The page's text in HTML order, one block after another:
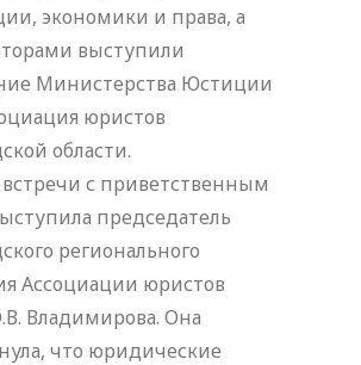
экономики и права, а
выступили
Министерства Юстиции
юристов
области.
встречи с приветственным
председатель
регионального
Ассоциации юристов
Владимирова. Она
что юридические